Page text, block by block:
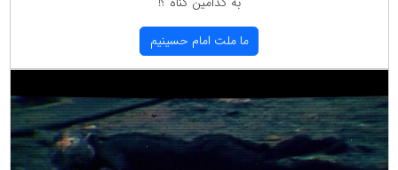
ما ملت امام حسینیم